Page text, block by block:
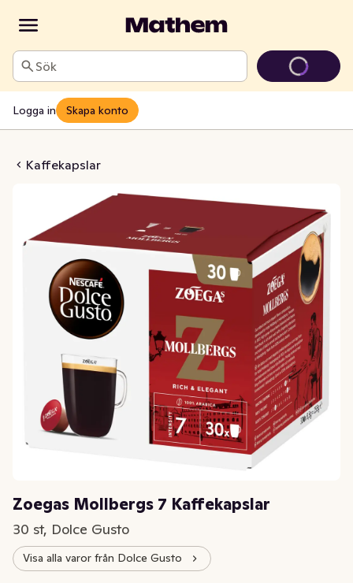
Sök
Logga in Skapa konto
Kaffekapslar
7 Kaffekapslar
Zoegas Mollbergs 7 Kaffekapslar
30 st, Dolce Gusto
Visa alla varor från Dolce Gusto